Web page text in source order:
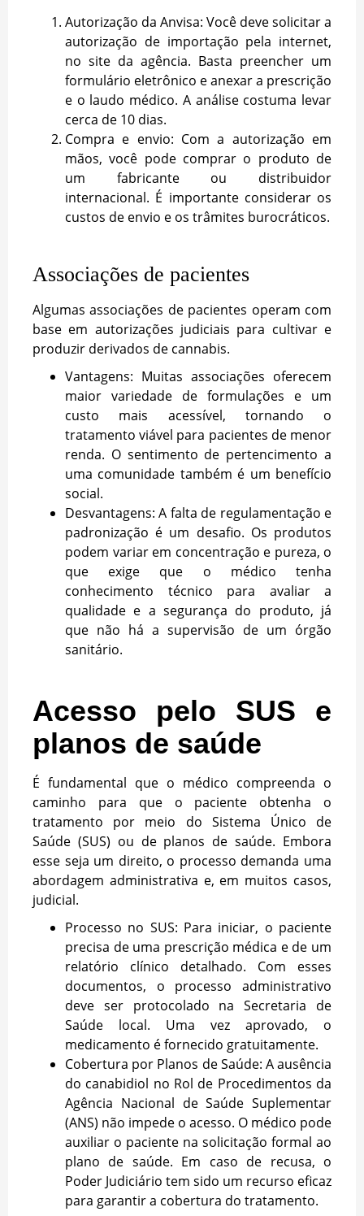
Autorização da Anvisa: Você deve solicitar a
autorização de importação pela internet,
no site da agência. Basta preencher um
formulário eletrônico e anexar a prescrição
e o laudo médico. A análise costuma levar
cerca de 10 dias.
Compra e envio: Com a autorização em
mãos, você pode comprar o produto de
um fabricante ou distribuidor
internacional. É importante considerar os
custos de envio e os trâmites burocráticos.
Associações de pacientes
Algumas associações de pacientes operam com
base em autorizações judiciais para cultivar e
produzir derivados de cannabis.
Vantagens: Muitas associações oferecem
maior variedade de formulações e um
custo mais acessível, tornando o
tratamento viável para pacientes de menor
renda. O sentimento de pertencimento a
uma comunidade também é um benefício
social.
Desvantagens: A falta de regulamentação e
padronização é um desafio. Os produtos
podem variar em concentração e pureza, o
que exige que o médico tenha
conhecimento técnico para avaliar a
qualidade e a segurança do produto, já
que não há a supervisão de um órgão
sanitário.
Acesso pelo SUS e
planos de saúde
É fundamental que o médico compreenda o
caminho para que o paciente obtenha o
tratamento por meio do Sistema Único de
Saúde (SUS) ou de planos de saúde. Embora
esse seja um direito, o processo demanda uma
abordagem administrativa e, em muitos casos,
judicial.
Processo no SUS: Para iniciar, o paciente
precisa de uma prescrição médica e de um
relatório clínico detalhado. Com esses
documentos, o processo administrativo
deve ser protocolado na Secretaria de
Saúde local. Uma vez aprovado, o
medicamento é fornecido gratuitamente.
Cobertura por Planos de Saúde: A ausência
do canabidiol no Rol de Procedimentos da
Agência Nacional de Saúde Suplementar
(ANS) não impede o acesso. O médico pode
auxiliar o paciente na solicitação formal ao
plano de saúde. Em caso de recusa, o
Poder Judiciário tem sido um recurso eficaz
para garantir a cobertura do tratamento.